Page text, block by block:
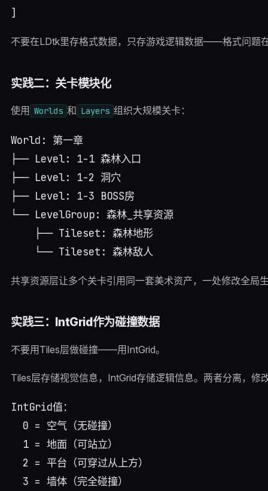
不要在LDtk里存格式数据，只存游戏逻辑数据——格式问题
实践二：关卡模块化
使用 Worlds 和 Layers 组织大规模关卡：
World: 第一章
├── Level: 1-1 森林入口
├── Level: 1-2 洞穴
├── Level: 1-3 BOSS房
└── LevelGroup: 森林_共享资源
    ├── Tileset: 森林地形
共享资源层让多个关卡引用同一套美术资产，一处修改全局
实践三：IntGrid作为碰撞数据
不要用Tiles层做碰撞——用IntGrid。
Tiles层存储视觉信息，IntGrid存储逻辑信息。两者分离，修
IntGrid值：
  0 = 空气（无碰撞）
  1 = 地面（可站立）
  2 = 平台（可穿过从上方）